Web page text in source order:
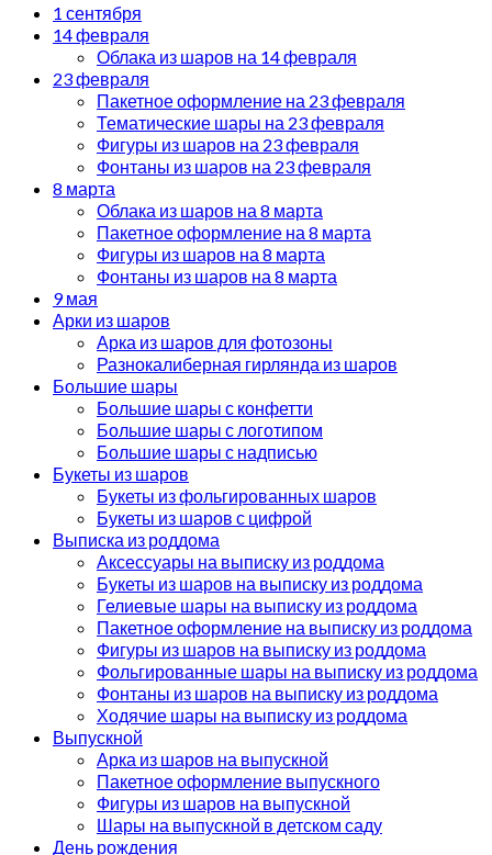
1 сентября
14 февраля
Облака из шаров на 14 февраля
23 февраля
Пакетное оформление на 23 февраля
Тематические шары на 23 февраля
Фигуры из шаров на 23 февраля
Фонтаны из шаров на 23 февраля
8 марта
Облака из шаров на 8 марта
Пакетное оформление на 8 марта
Фигуры из шаров на 8 марта
Фонтаны из шаров на 8 марта
9 мая
Арки из шаров
Арка из шаров для фотозоны
Разнокалиберная гирлянда из шаров
Большие шары
Большие шары с конфетти
Большие шары с логотипом
Большие шары с надписью
Букеты из шаров
Букеты из фольгированных шаров
Букеты из шаров с цифрой
Выписка из роддома
Аксессуары на выписку из роддома
Букеты из шаров на выписку из роддома
Гелиевые шары на выписку из роддома
Пакетное оформление на выписку из роддома
Фигуры из шаров на выписку из роддома
Фольгированные шары на выписку из роддома
Фонтаны из шаров на выписку из роддома
Ходячие шары на выписку из роддома
Выпускной
Арка из шаров на выпускной
Пакетное оформление выпускного
Фигуры из шаров на выпускной
Шары на выпускной в детском саду
День рождения